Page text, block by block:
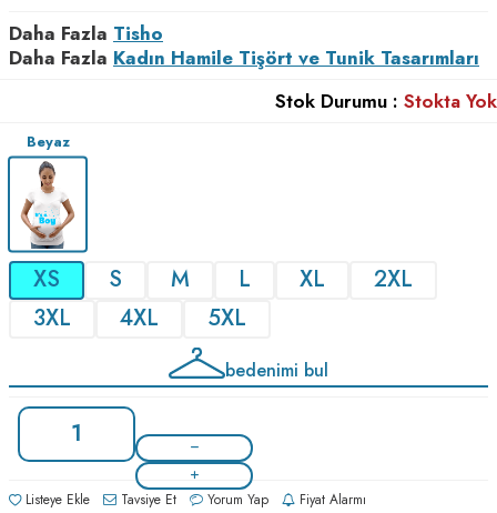
Daha Fazla Tisho
Daha Fazla Kadın Hamile Tişört ve Tunik Tasarımları
Stok Durumu : Stokta Yok
Beyaz
XS S M L XL
2XL
3XL
4XL 5XL
bedenimi bul
Listeye Ekle Tavsiye Et Yorum Yap Fiyat Alarmı